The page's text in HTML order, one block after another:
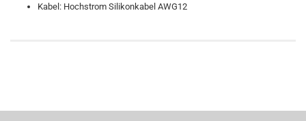
Kabel: Hochstrom Silikonkabel AWG12